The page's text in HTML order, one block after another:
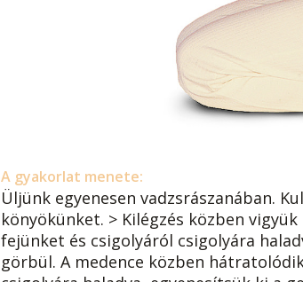
A gyakorlat menete:
Üljünk egyenesen vadzsrászanában.
könyökünket. > Kilégzés közben
fejünket és csigolyáról csigolyára
görbül. A medence közben